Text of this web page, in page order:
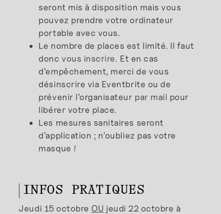
seront mis à disposition mais vous
pouvez prendre votre ordinateur
portable avec vous.
Le nombre de places est limité. Il faut
doncvous inscrire. Et en cas
d’empêchement, merci de vous
désinscrire via Eventbrite ou de
prévenir l’organisateur par mail pour
libérer votre place.
Les mesures sanitaires seront
d’application ; n’oubliez pas votre
masque !
INFOS PRATIQUES
Jeudi 15 octobre OU jeudi 22 octobre à